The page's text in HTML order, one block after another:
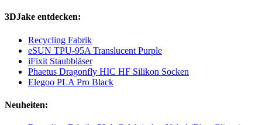
3DJake entdecken:
Recycling Fabrik
eSUN TPU-95A Translucent Purple
iFixit Staubbläser
Phaetus Dragonfly HIC HF Silikon Socken
Elegoo PLA Pro Black
Neuheiten: